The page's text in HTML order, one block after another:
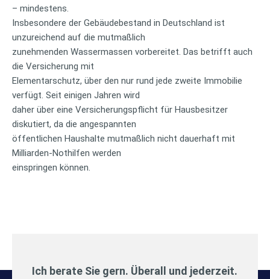
– mindestens.
Insbesondere der Gebäudebestand in Deutschland ist
unzureichend auf die mutmaßlich
zunehmenden Wassermassen vorbereitet. Das betrifft auch
die Versicherung mit
Elementarschutz, über den nur rund jede zweite Immobilie
verfügt. Seit einigen Jahren wird
daher über eine Versicherungspflicht für Hausbesitzer
diskutiert, da die angespannten
öffentlichen Haushalte mutmaßlich nicht dauerhaft mit
Milliarden-Nothilfen werden
einspringen können.
Ich berate Sie gern. Überall und jederzeit.